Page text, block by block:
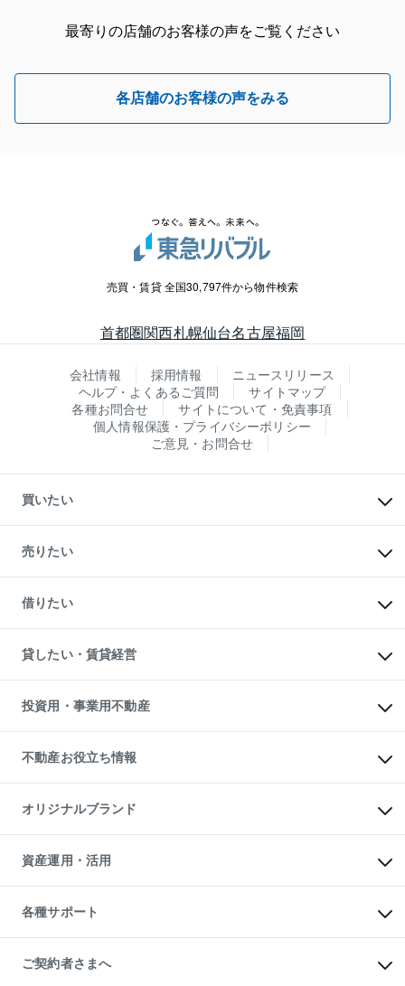
最寄りの店舗のお客様の声をご覧ください
各店舗のお客様の声をみる
売買・賃貸 全国30,797件から物件検索
首都圏関西札幌仙台名古屋福岡
会社情報 採用情報
ニュースリリース
ヘルプ・よくあるご質問
サイトマップ
各種お問合せ
サイトについて・免責事項
個人情報保護・プライバシーポリシー
ご意見・お問合せ
買いたい
新築・分譲マンションの購入
中古マンションの購入
一戸建ての購入
中古一戸建ての購入
不動産購入の流れ
注目キーワード物件特集
購入ガイド
English 繁体中文簡体中文
売りたい
一戸建ての売却・査定
土地の売却・査定
スピードAI査定
不動産査定について
不動産売却の流れ
不動産買換えの流れ
売却ガイド
借りたい
オフィス・店舗の賃貸
借りるときの流れ
借りるガイド
貸したい・賃貸経営
マンション賃料データ
賃貸管理プラン
リロケーションについて
貸すガイド
投資用・事業用不動産
事業用不動産
マンション投資
投資用マンション
アパート経営
収益物件
ビル購入（ビル一棟）
投資用不動産の売却査定
事業用不動産の売却査定
不動産お役立ち情報
マンションライブラリー
人気マンションランキング
暮らしに役立つ不動産メディア
不動産相場・不動産価格情報
不動産コラム・ニュース
不動産用語集
不動産なんでもネット相談室
住まいの税金
オリジナルブランド
一棟リノベーションマンション
L`GENTE（ルジェンテ）
区分リノベーションマンション
投資用一棟レジデンスWELL
不動産小口投資
LEGACIA（レガシア）
資産運用・活用
不動産M&A
アセットマネジメント・出資
各種サポート
相続サポート
リフォームサポート
ご契約者さまへ